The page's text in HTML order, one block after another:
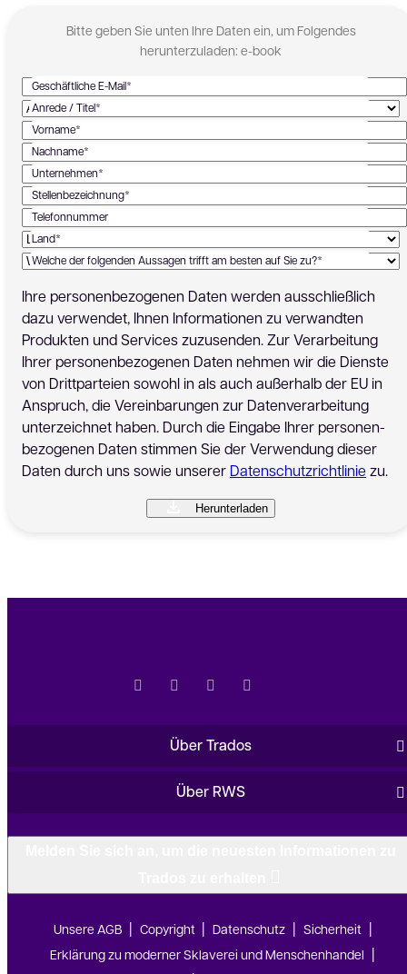
Bitte geben Sie unten Ihre Daten ein, um Folgendes
herunterzuladen: e-book
Geschäftliche E-Mail*
Anrede / Titel*
Vorname*
Nachname*
Unternehmen*
Stellenbezeichnung*
Telefonnummer
Land*
Welche der folgenden Aussagen trifft am besten auf Sie zu?*
Ihre personen­bezogenen Daten werden ausschließlich
dazu verwendet, Ihnen Informationen zu verwandten
Produkten und Services zuzusenden. Zur Verarbeitung
Ihrer personen­bezogenen Daten nehmen wir die Dienste
von Drittparteien sowohl in als auch außerhalb der EU in
Anspruch, die Vereinbarungen zur Datenverarbeitung
unterzeichnet haben. Durch die Eingabe Ihrer personen­
bezogenen Daten stimmen Sie der Verwendung dieser
Daten durch uns sowie unserer Datenschutzrichtliniezu.
Über Trados
Über RWS
Unsere AGB Copyright Datenschutz
Sicherheit
Erklärung zu moderner Sklaverei und Menschenhandel